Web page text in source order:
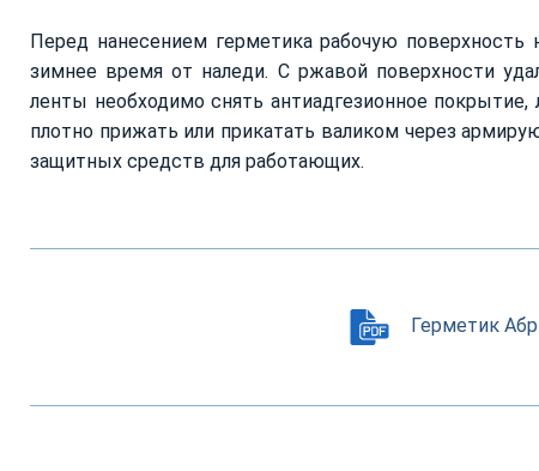
Перед нанесением герметика рабочую
зимнее время от наледи. С ржавой поверхности
ленты необходимо снять антиадгезионное
плотно прижать или прикатать валиком через
защитных средств для работающих.
Герметик